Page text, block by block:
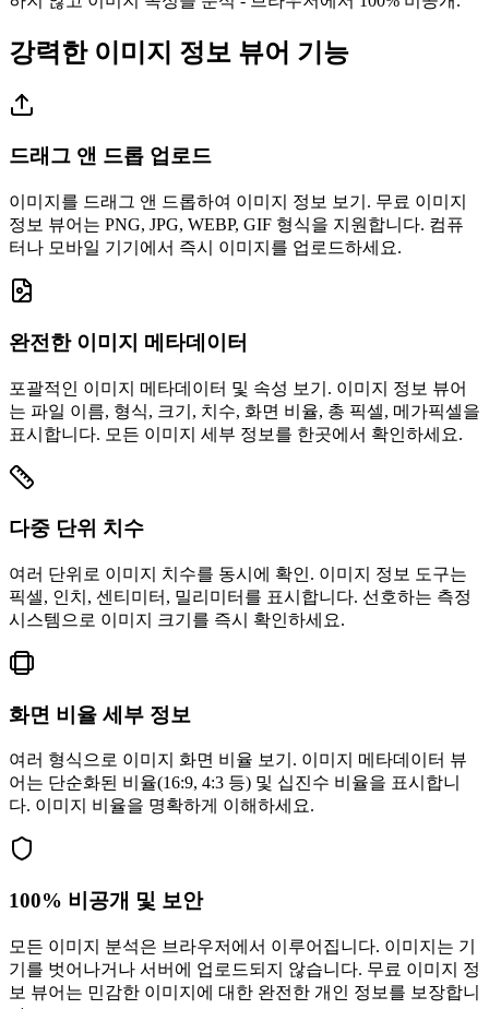
강력한 이미지 정보 뷰어 기능
드래그 앤 드롭 업로드
이미지를 드래그 앤 드롭하여 이미지 정보 보기. 무료 이미지
정보 뷰어는 PNG, JPG, WEBP, GIF 형식을 지원합니다. 컴퓨
터나 모바일 기기에서 즉시 이미지를 업로드하세요.
완전한 이미지 메타데이터
포괄적인 이미지 메타데이터 및 속성 보기. 이미지 정보 뷰어
는 파일 이름, 형식, 크기, 치수, 화면 비율, 총 픽셀, 메가픽셀을
표시합니다. 모든 이미지 세부 정보를 한곳에서 확인하세요.
다중 단위 치수
여러 단위로 이미지 치수를 동시에 확인. 이미지 정보 도구는
픽셀, 인치, 센티미터, 밀리미터를 표시합니다. 선호하는 측정
시스템으로 이미지 크기를 즉시 확인하세요.
화면 비율 세부 정보
여러 형식으로 이미지 화면 비율 보기. 이미지 메타데이터 뷰
어는 단순화된 비율(16:9, 4:3 등) 및 십진수 비율을 표시합니
다. 이미지 비율을 명확하게 이해하세요.
100% 비공개 및 보안
모든 이미지 분석은 브라우저에서 이루어집니다. 이미지는 기
기를 벗어나거나 서버에 업로드되지 않습니다. 무료 이미지 정
보 뷰어는 민감한 이미지에 대한 완전한 개인 정보를 보장합니